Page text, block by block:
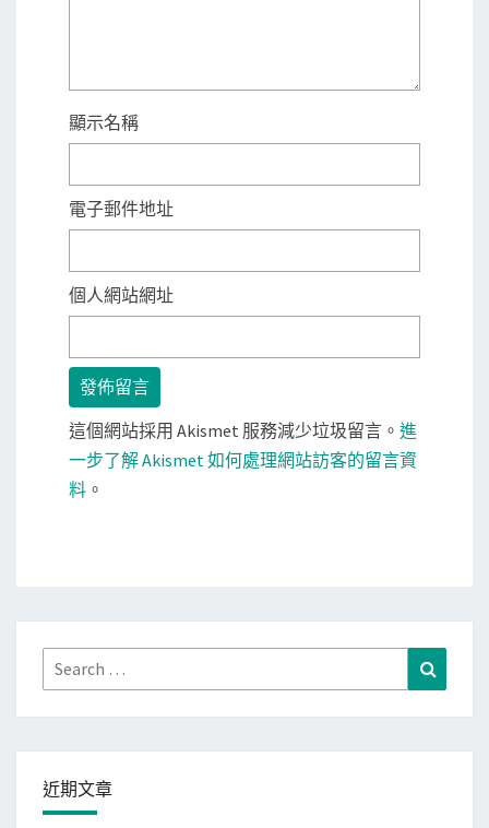
顯示名稱
電子郵件地址
個人網站網址
這個網站採用 Akismet 服務減少垃圾留言。 進
一步了解 Akismet 如何處理網站訪客的留言資
料 。
Search
for:
近期文章